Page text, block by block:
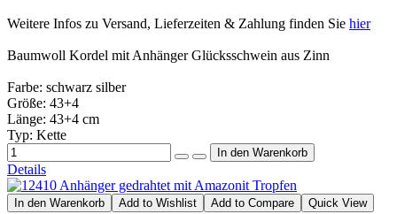
Weitere Infos zu Versand, Lieferzeiten & Zahlung finden Sie hier
Baumwoll Kordel mit Anhänger Glücksschwein aus Zinn
Farbe: schwarz silber
Größe: 43+4
Länge: 43+4 cm
Typ: Kette
Details
In den Warenkorb Add to Wishlist Add to Compare Quick View